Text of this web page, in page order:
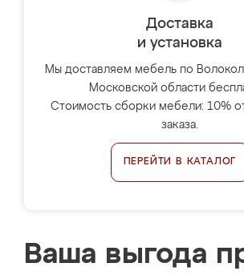
Доставка
и установка
Мы доставляем мебель по
Московской области
Стоимость сборки мебели: 10%
заказа.
ПЕРЕЙТИ В КАТАЛОГ
Ваша выгода